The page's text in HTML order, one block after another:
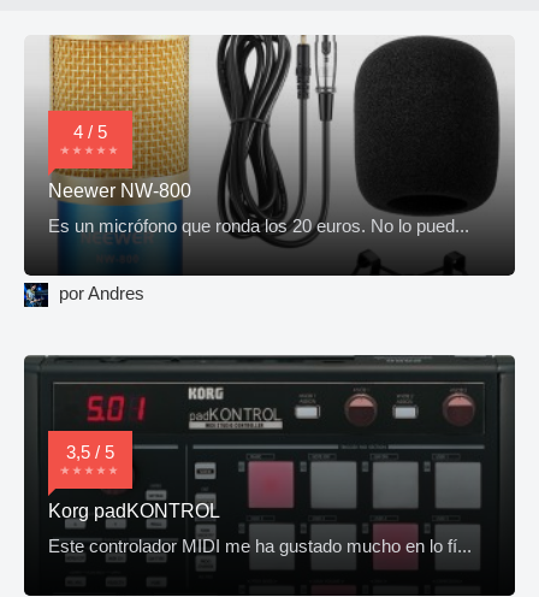
4 / 5
Neewer NW-800
Es un micrófono que ronda los 20 euros. No lo pued...
por Andres
3,5 / 5
Korg padKONTROL
Este controlador MIDI me ha gustado mucho en lo fí...